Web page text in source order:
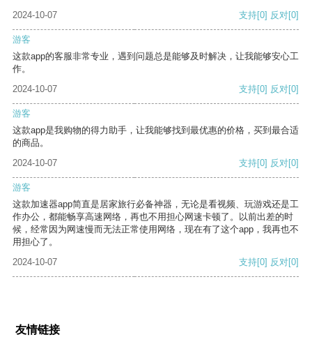
2024-10-07 支持[0] 反对[0]
游客
这款app的客服非常专业，遇到问题总是能够及时解决，让我能够安心工
作。
2024-10-07
支持[0] 反对[0]
游客
这款app是我购物的得力助手，让我能够找到最优惠的价格，买到最合适
的商品。
2024-10-07
支持[0] 反对[0]
游客
这款加速器app简直是居家旅行必备神器，无论是看视频、玩游戏还是工
作办公，都能畅享高速网络，再也不用担心网速卡顿了。以前出差的时
候，经常因为网速慢而无法正常使用网络，现在有了这个app，我再也不
用担心了。
2024-10-07
支持[0] 反对[0]
友情链接